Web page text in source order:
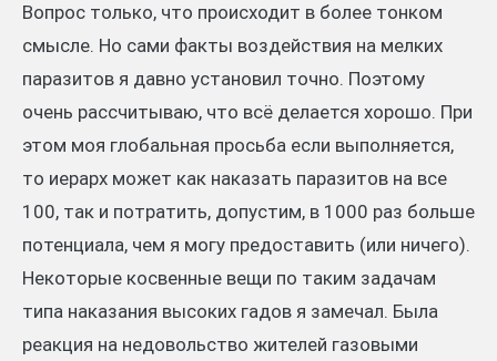
Вопрос только, что происходит в более тонком
смысле. Но сами факты воздействия на мелких
паразитов я давно установил точно. Поэтому
очень рассчитываю, что всё делается хорошо. При
этом моя глобальная просьба если выполняется,
то иерарх может как наказать паразитов на все
100, так и потратить, допустим, в 1000 раз больше
потенциала, чем я могу предоставить (или ничего).
Некоторые косвенные вещи по таким задачам
типа наказания высоких гадов я замечал. Была
реакция на недовольство жителей газовыми